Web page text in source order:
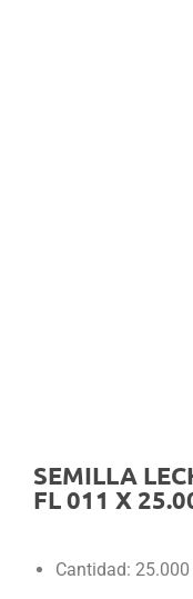
SEMILLA
FL 011 X
Cantidad: